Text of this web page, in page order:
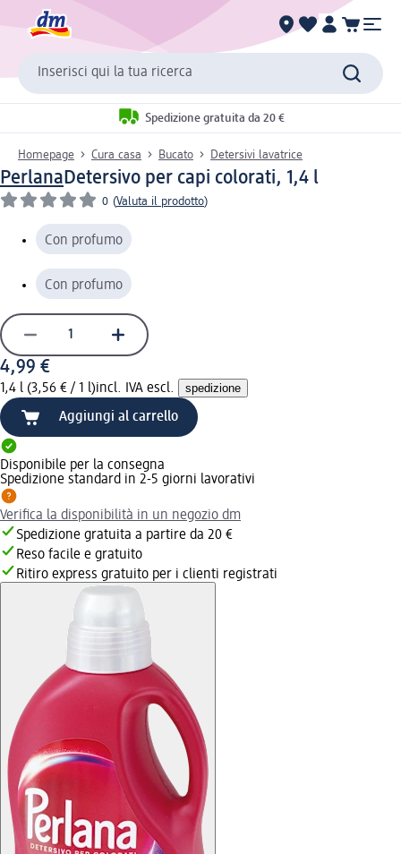
Inserisci qui la tua ricerca
Spedizione gratuita da 20 €
Homepage Cura casa Bucato Detersivi lavatrice
PerlanaDetersivo per capi colorati, 1,4 l
0 (Valuta il prodotto)
Con profumo
Con profumo
4,99 €
1,4 l (3,56 € / 1 l)incl. IVA escl. spedizione
Aggiungi al carrello
Disponibile per la consegna
Spedizione standard in 2-5 giorni lavorativi
Verifica la disponibilità in un negozio dm
Spedizione gratuita a partire da 20 €
Reso facile e gratuito
Ritiro express gratuito per i clienti registrati